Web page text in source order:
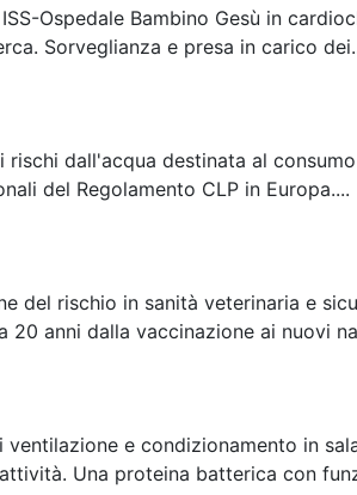
Ospedale Bambino Gesù in
Sorveglianza e presa in carico
dall'acqua destinata al
del Regolamento CLP in Europa....
del rischio in sanità veterinaria e
20 anni dalla vaccinazione ai nuovi
e condizionamento in
Una proteina batterica con